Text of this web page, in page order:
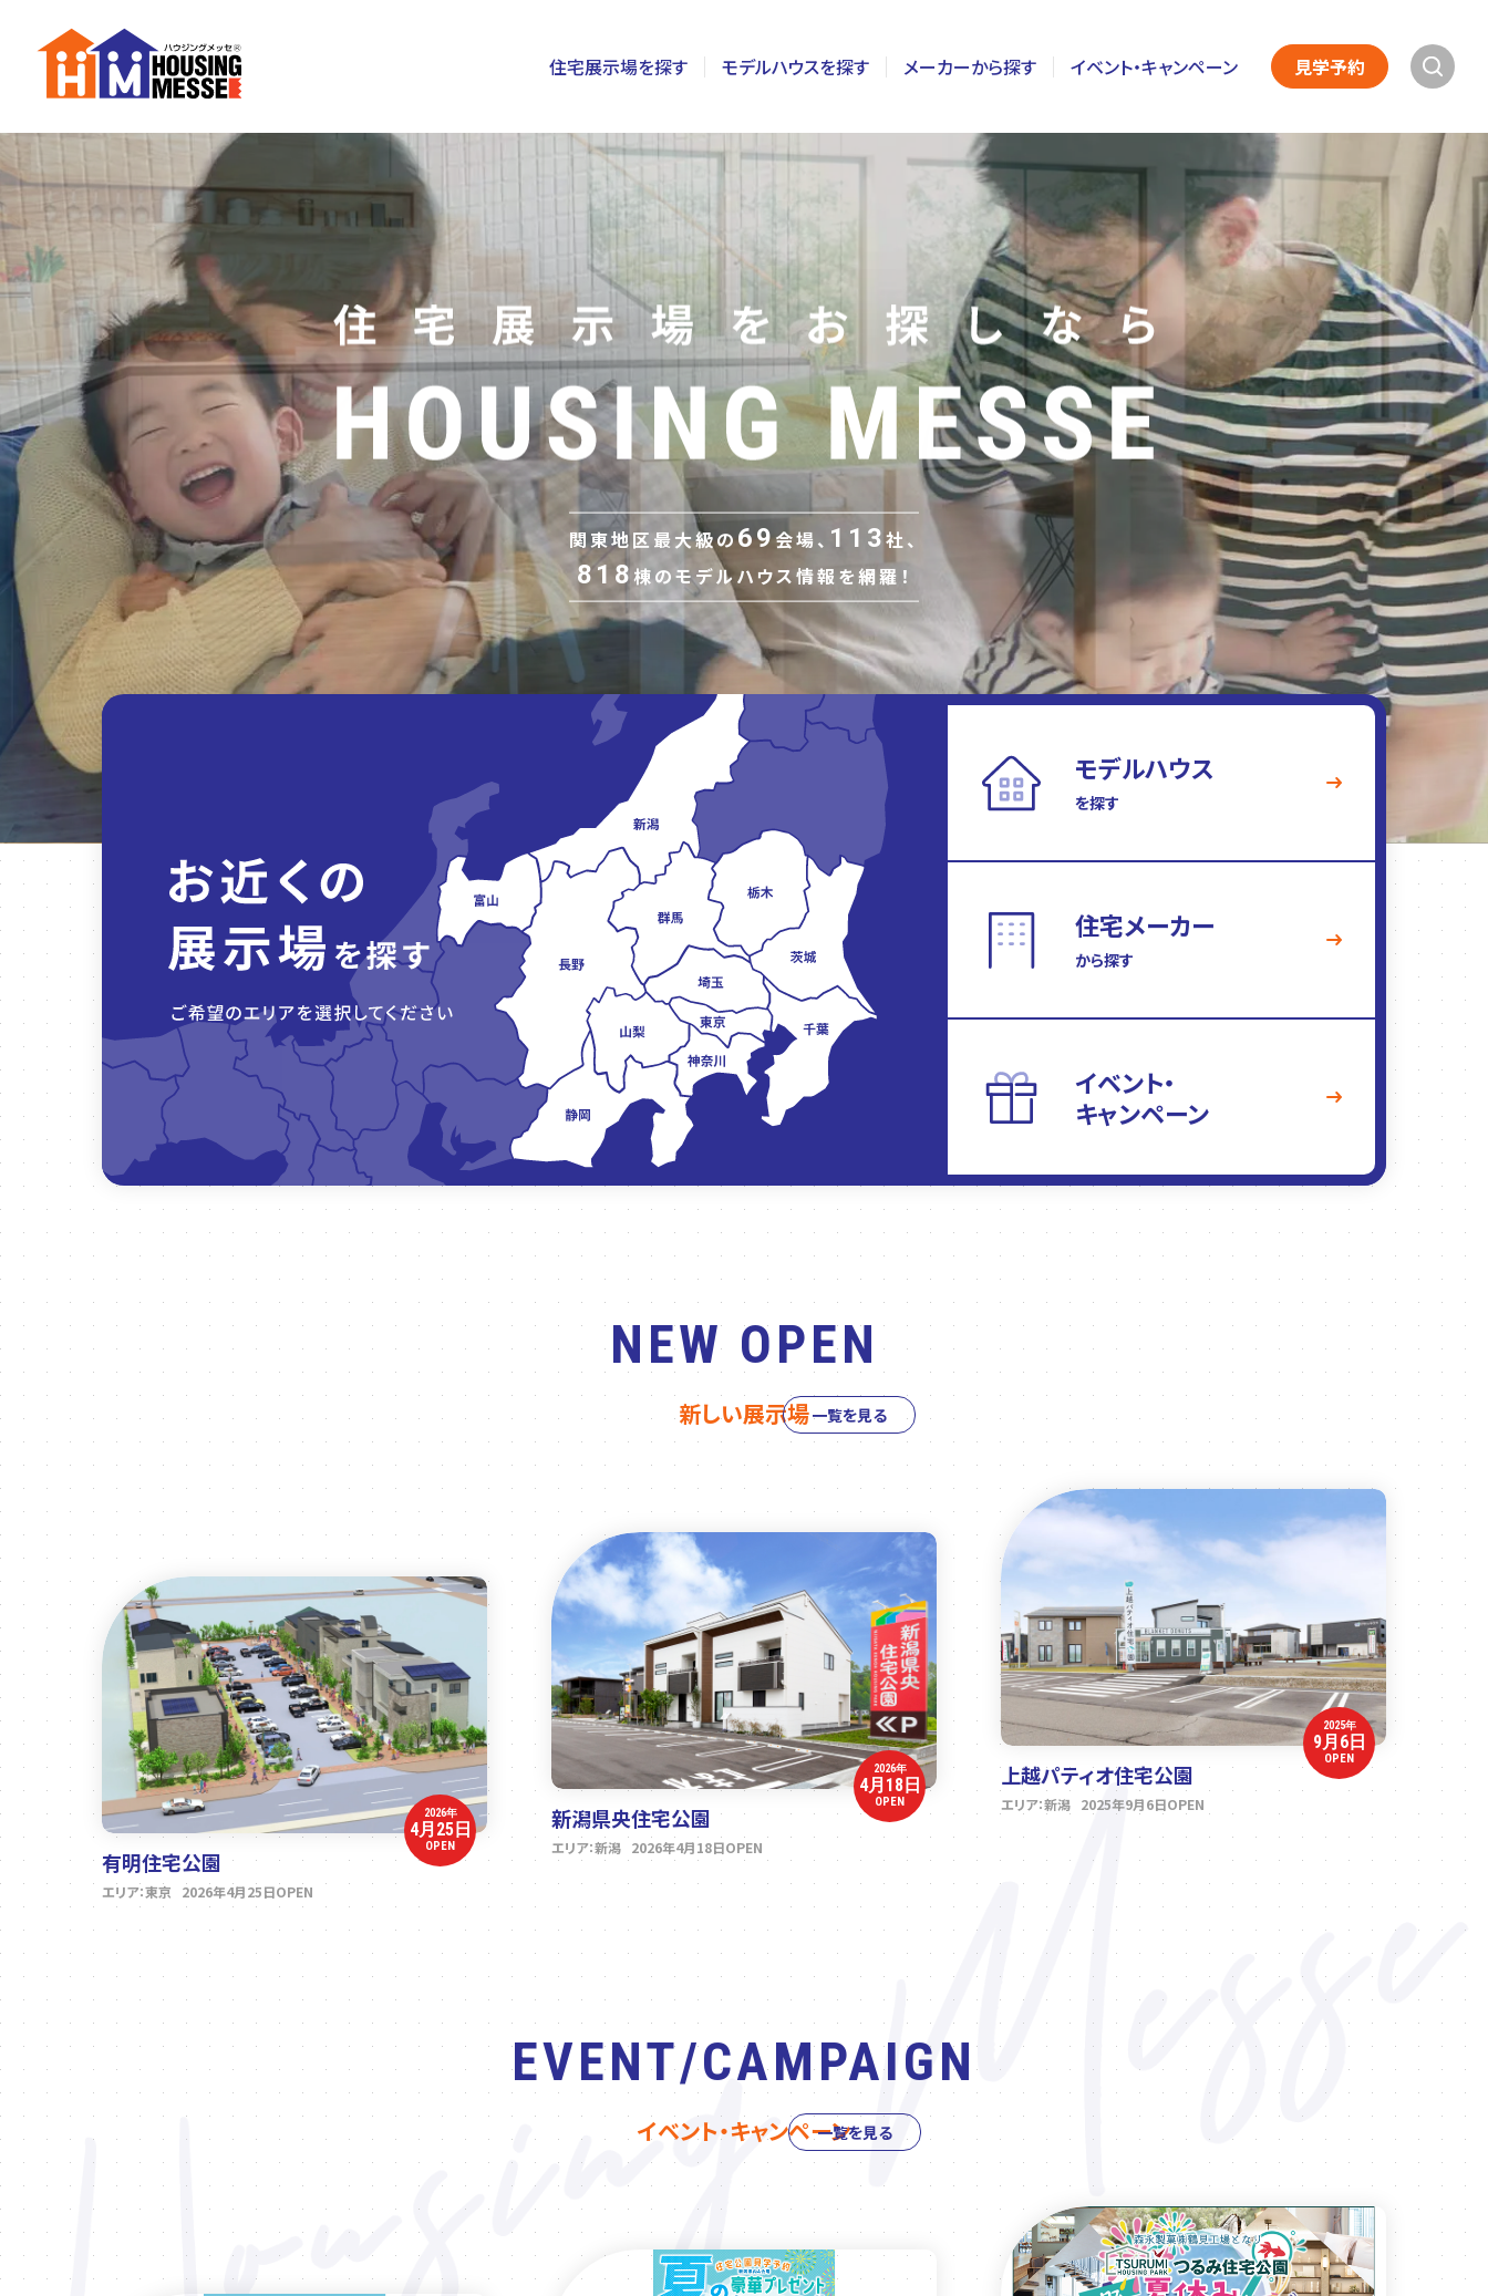
住宅展示場を探す
東京
神奈川
千葉
埼玉
茨城
栃木
群馬
山梨
長野
静岡
富山
モデルハウスを探す メーカーから探す イベント・キャンペーン 見学予約
関東地区最大級の69会場、 113社、
818棟のモデルハウス情報を網羅！
モデルハウス
を探す
住宅メーカー
から探す
イベント・
キャンペーン
NEW OPEN
新しい展示場一覧を見る
2026年
4月25日
OPEN
有明住宅公園
エリア：東京 2026年4月25日OPEN
2026年
4月18日
OPEN
新潟県央住宅公園
エリア：新潟 2026年4月18日OPEN
2025年
9月6日
OPEN
上越パティオ住宅公園
エリア：新潟 2025年9月6日OPEN
EVENT/CAMPAIGN
イベント・キャンペーン一覧を見る